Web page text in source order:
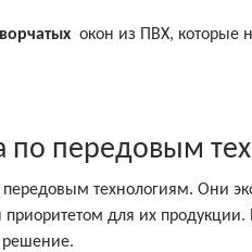
окон из ПВХ, которые
по передовым
технологиям. Они
для их
решение.